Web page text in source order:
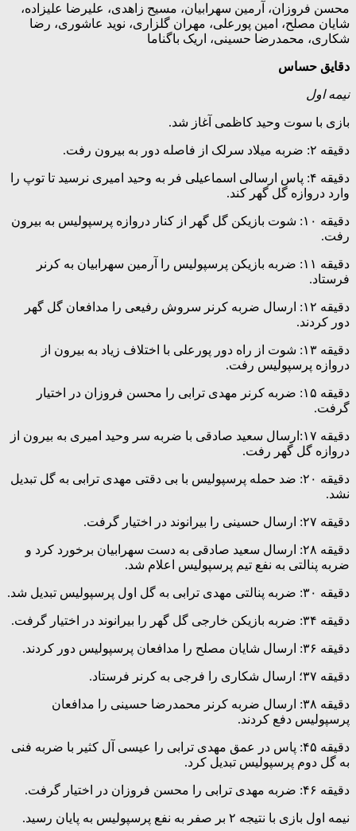
محسن فروزان، آرمین سهرابیان، مسیح زاهدی، علیرضا علیزاده،
شایان مصلح، امین پورعلی، مهران گلزاری، نوید عاشوری، رضا
شکاری، محمدرضا حسینی، اریک باگناما
دقایق حساس
نیمه اول
بازی با سوت وحید کاظمی آغاز شد.
دقیقه ۲: ضربه میلاد سرلک از فاصله دور به بیرون رفت.
دقیقه ۴: پاس ارسالی اسماعیلی فر به وحید امیری نرسید تا توپ را
وارد دروازه گل گهر کند.
دقیقه ۱۰: شوت بازیکن گل گهر از کنار دروازه پرسپولیس به بیرون
رفت.
دقیقه ۱۱: ضربه بازیکن پرسپولیس را آرمین سهرابیان به کرنر
فرستاد.
دقیقه ۱۲: ارسال ضربه کرنر سروش رفیعی را مدافعان گل گهر
دور کردند.
دقیقه ۱۳: شوت از راه دور پورعلی با اختلاف زیاد به بیرون از
دروازه پرسپولیس رفت.
دقیقه ۱۵: ضربه کرنر مهدی ترابی را محسن فروزان در اختیار
گرفت.
دقیقه ۱۷:ارسال سعید صادقی با ضربه سر وحید امیری به بیرون از
دروازه گل گهر رفت.
دقیقه ۲۰: ضد حمله پرسپولیس با بی دقتی مهدی ترابی به گل تبدیل
نشد.
دقیقه ۲۷: ارسال حسینی را بیرانوند در اختیار گرفت.
دقیقه ۲۸: ارسال سعید صادقی به دست سهرابیان برخورد کرد و
ضربه پنالتی به نفع تیم پرسپولیس اعلام شد.
دقیقه ۳۰: ضربه پنالتی مهدی ترابی به گل اول پرسپولیس تبدیل شد.
دقیقه ۳۴: ضربه بازیکن خارجی گل گهر را بیرانوند در اختیار گرفت.
دقیقه ۳۶: ارسال شایان مصلح را مدافعان پرسپولیس دور کردند.
دقیقه ۳۷؛ ارسال شکاری را فرجی به کرنر فرستاد.
دقیقه ۳۸: ارسال ضربه کرنر محمدرضا حسینی را مدافعان
پرسپولیس دفع کردند.
دقیقه ۴۵: پاس در عمق مهدی ترابی را عیسی آل کثیر با ضربه فنی
به گل دوم پرسپولیس تبدیل کرد.
دقیقه ۴۶: ضربه مهدی ترابی را محسن فروزان در اختیار گرفت.
نیمه اول بازی با نتیجه ۲ بر صفر به نفع پرسپولیس به پایان رسید.